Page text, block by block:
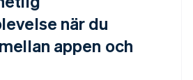
när du
appen och